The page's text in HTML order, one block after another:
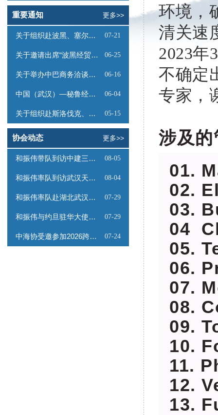
重要通知 更多>>
关于组织赴波黑、塞尔维亚商务考察的函 07-21
关于邀请出席“波黑经贸投资推介会”的函 06-25
关于举办中巴商务洽谈会的通知 06-16
中国（武汉）—秘鲁经贸合作推介会邀请函 06-04
关于组织赴斯洛伐克、奥地利商务考察的函 05-15
协会动态 更多>>
和振伟带队到访中建三局数字工程有限公司 08-05
和振伟率队到访武汉天源集团 08-04
和振伟率队赴湖北武汉调研 07-29
和振伟与约旦驻华大使会谈 07-29
中海协受邀参加2026跨境能源矿产出海专题路演会 07-24
环境，
清关速
2023年
不确定
专家 ，
涉及
01.
02.
03.
04
05.
06.
07.
08.
09.
10.
11.
12.
13.